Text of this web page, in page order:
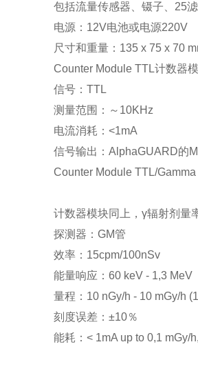
包括流量传感器、镊子、25
电源：12V电池或电源220V
尺寸和重量：135 x 75 x 70
Counter Module TTL计数器
信号：TTL
测量范围：～10KHz
电流消耗：<1mA
信号输出：AlphaGUARD的
Counter Module TTL/
计数器模块同上，γ辐射剂量
探测器：GM管
效率：15cpm/100nSv
能量响应：60 keV - 1,3 MeV
量程：10 nGy/h - 10 mGy/h
刻度误差：±10％
能耗：< 1mA up to 0,1 mGy/